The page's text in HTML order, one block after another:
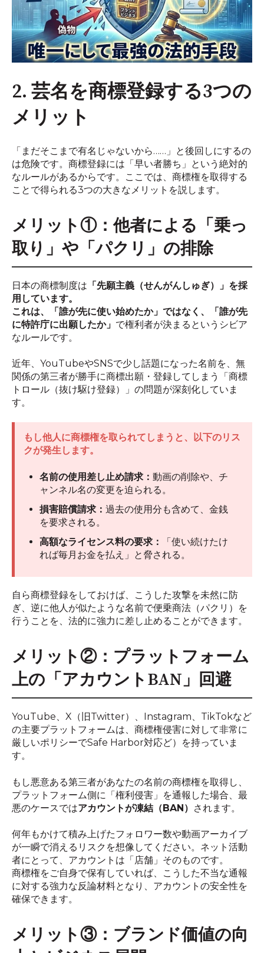
2. 芸名を商標登録する3つの
メリット
「まだそこまで有名じゃないから……」と後回しにするの
は危険です。商標登録には「早い者勝ち」という絶対的
なルールがあるからです。ここでは、商標権を取得する
ことで得られる3つの大きなメリットを説します。
メリット①：他者による「乗っ
取り」や「パクリ」の排除
日本の商標制度は 「先願主義（せんがんしゅぎ）」を採
用しています。
これは、「誰が先に使い始めたか」ではなく、「誰が先
に特許庁に出願したか」 で権利者が決まるというシビア
なルールです。
近年、YouTubeやSNSで少し話題になった名前を、無
関係の第三者が勝手に商標出願・登録してしまう「商標
トロール（抜け駆け登録）」の問題が深刻化していま
す。
もし他人に商標権を取られてしまうと、以下のリス
クが発生します。
名前の使用差し止め請求：動画の削除や、チ
ャンネル名の変更を迫られる。
損害賠償請求：過去の使用分も含めて、金銭
を要求される。
高額なライセンス料の要求：
「使い続けたけ
れば毎月お金を払え」と脅される。
自ら商標登録をしておけば、こうした攻撃を未然に防
ぎ、逆に他人が似たような名前で便乗商法（パクリ）を
行うことを、法的に強力に差し止めることができます。
メリット②：プラットフォーム
上の「アカウントBAN」回避
YouTube、X（旧Twitter）、Instagram、TikTokなど
の主要プラットフォームは、商標権侵害に対して非常に
厳しいポリシーでSafe Harbor対応ど）を持っていま
す。
もし悪意ある第三者があなたの名前の商標権を取得し、
プラットフォーム側に「権利侵害」を通報した場合、最
悪のケースではアカウントが凍結（BAN） されます。
何年もかけて積み上げたフォロワー数や動画アーカイブ
が一瞬で消えるリスクを想像してください。ネット活動
者にとって、アカウントは「店舗」そのものです。
商標権をご自身で保有していれば、こうした不当な通報
に対する強力な反論材料となり、アカウントの安全性を
確保できます。
メリット③：ブランド価値の向